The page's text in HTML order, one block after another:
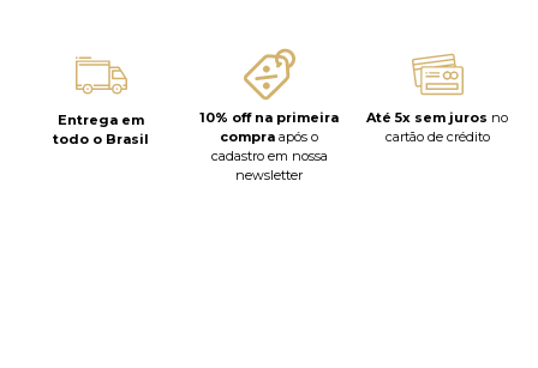
Entrega em
todo o Brasil
10% off na primeira
compra após o
cadastro em nossa
newsletter
Até 5x sem juros no
cartão de crédito